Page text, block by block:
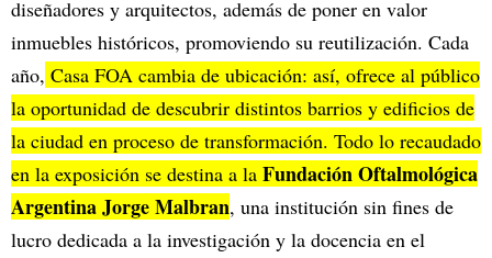
diseñadores y arquitectos, además de poner en valor
inmuebles históricos, promoviendo su reutilización. Cada
año, Casa FOA cambia de ubicación: así, ofrece al público
la oportunidad de descubrir distintos barrios y edificios de
la ciudad en proceso de transformación. Todo lo recaudado
en la exposición se destina a la Fundación Oftalmológica
Argentina Jorge Malbran, una institución sin fines de
lucro dedicada a la investigación y la docencia en el